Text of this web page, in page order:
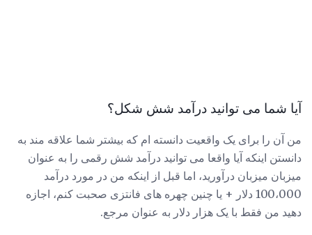
آیا شما می توانید درآمد شش شکل؟
من آن را برای یک واقعیت دانسته ام که بیشتر شما علاقه مند به
دانستن اینکه آیا واقعا می توانید درآمد شش رقمی را به عنوان
میزبان میزبان درآورید، اما قبل از اینکه من در مورد درآمد
100،000 دلار + یا چنین چهره های فانتزی صحبت کنم، اجازه
دهید من فقط با یک هزار دلار به عنوان مرجع.